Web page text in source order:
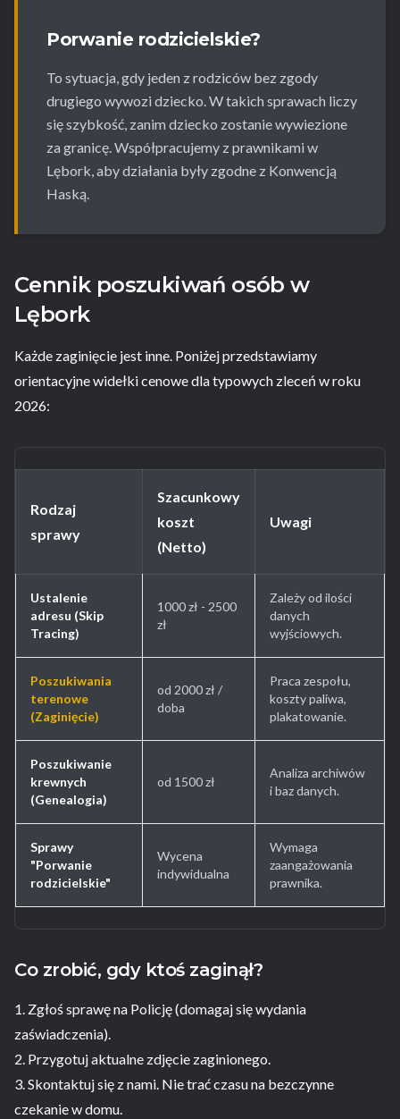
Porwanie rodzicielskie?
To sytuacja, gdy jeden z rodziców bez zgody
drugiego wywozi dziecko. W takich sprawach liczy
się szybkość, zanim dziecko zostanie wywiezione
za granicę. Współpracujemy z prawnikami w
Lębork, aby działania były zgodne z Konwencją
Haską.
Cennik poszukiwań osób w
Lębork
Każde zaginięcie jest inne. Poniżej przedstawiamy
orientacyjne widełki cenowe dla typowych zleceń w roku
2026:
Rodzaj
sprawy
Szacunkowy
koszt
(Netto)
Uwagi
Ustalenie
adresu (Skip
Tracing)
1000 zł - 2500
zł
Zależy od ilości
danych
wyjściowych.
Poszukiwania
terenowe
(Zaginięcie)
od 2000 zł /
doba
Praca zespołu,
koszty paliwa,
plakatowanie.
Poszukiwanie
krewnych
(Genealogia)
od 1500 zł
Analiza archiwów
i baz danych.
Sprawy
"Porwanie
rodzicielskie"
Wycena
indywidualna
Wymaga
zaangażowania
prawnika.
Co zrobić, gdy ktoś zaginął?
1. Zgłoś sprawę na Policję (domagaj się wydania
zaświadczenia).
2. Przygotuj aktualne zdjęcie zaginionego.
3. Skontaktuj się z nami. Nie trać czasu na bezczynne
czekanie w domu.